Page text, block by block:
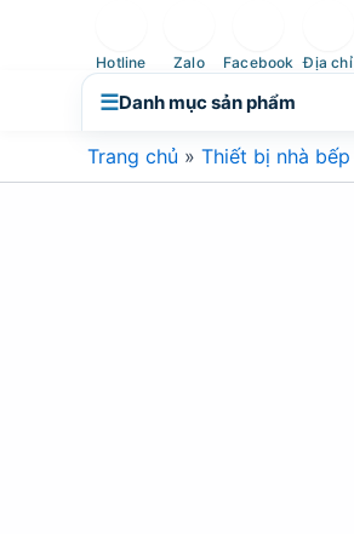
☰Danh mục sản phẩm
Hotline Zalo Facebook Địa chỉ
Trang chủ » Thiết bị nhà bếp